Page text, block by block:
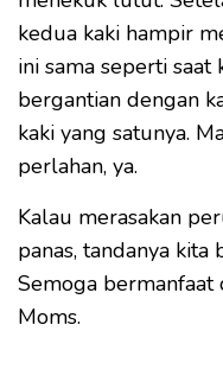
kedua kaki hampir
ini sama seperti saat
bergantian dengan
kaki yang satunya.
perlahan, ya.
Kalau merasakan
panas, tandanya kita
Semoga bermanfaat
Moms.